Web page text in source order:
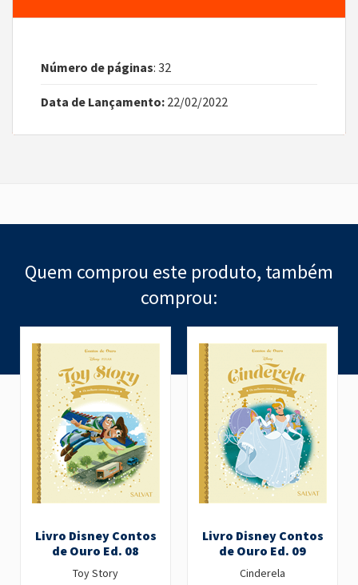
Número de páginas: 32
Data de Lançamento: 22/02/2022
Quem comprou este produto, também
comprou:
Livro Disney Contos
de Ouro Ed. 08
Toy Story
Livro Disney Contos
de Ouro Ed. 09
Cinderela